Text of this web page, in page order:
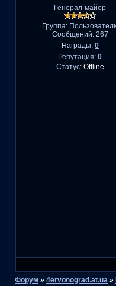
Генерал-майор
Группа:
Сообщений: 267
Награды: 0
Репутация:0
Статус: Offline
Форум » 4ervonograd.at.ua »